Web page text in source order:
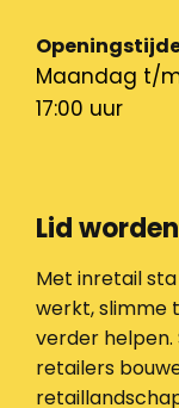
Maandag t/
17:00 uur
Lid
Met inretail
werkt, slimme
verder
retailers